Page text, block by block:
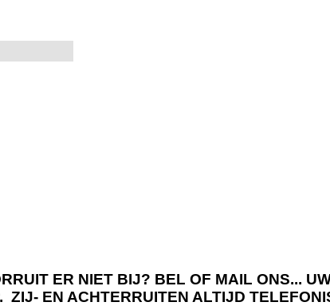
ER NIET BIJ? BEL OF MAIL ONS...
ZIJ- EN ACHTERRUITEN ALTIJD